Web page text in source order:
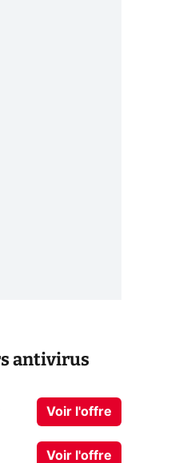
antivirus
Voir l'offre
Voir l'offre